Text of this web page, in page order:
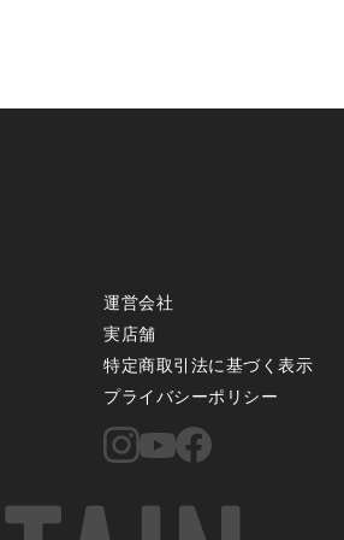
運営会社
実店舗
特定商取引法に基づく表示
プライバシーポリシー